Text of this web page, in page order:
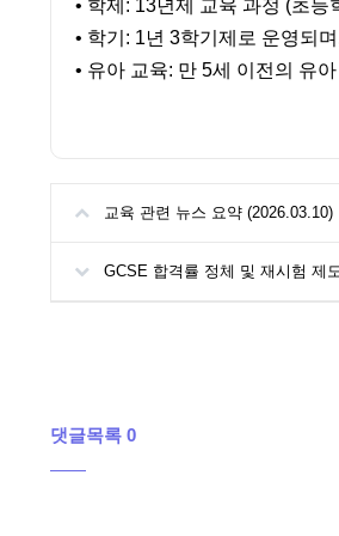
• 학제: 13년제 교육 과정 (초
• 학기: 1년 3학기제로 운영되
• 유아 교육: 만 5세 이전의 유
교육 관련 뉴스 요약 (2026.03.10)
GCSE 합격률 정체 및 재시험 제도
댓글목록 0